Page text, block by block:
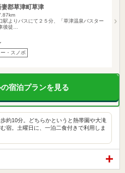
妻郡草津町草津
駅よりバスにて２５分、「草津温泉バスター
後徒…
・スノボ
宿泊プランを見る
約10分。どちらかというと熱帯園や大滝
宿。土曜日に、一泊二食付きで利用しま